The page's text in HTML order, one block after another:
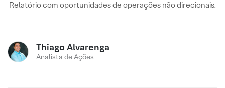
Relatório com oportunidades de operações não direcionais.
Thiago Alvarenga
Analista de Ações